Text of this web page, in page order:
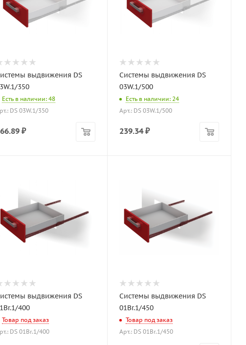
выдвижения DS
350
Есть в наличии: 48
DS 03W.1/350
₽
Системы выдвижения DS
03W.1/500
Есть в наличии: 24
Арт.: DS 03W.1/500
239.34₽
выдвижения DS
400
Товар под заказ
DS 01Br.1/400
Системы выдвижения DS
01Br.1/450
Товар под заказ
Арт.: DS 01Br.1/450